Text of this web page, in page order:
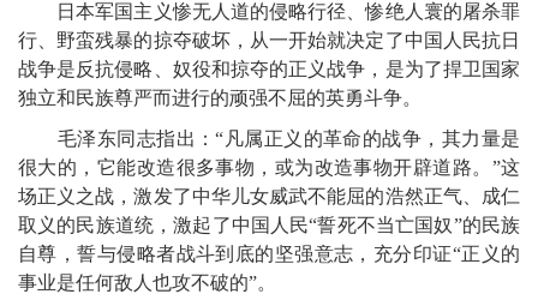
日本军国主义惨无人道的侵略行径、惨绝人寰的屠杀罪
行、野蛮残暴的掠夺破坏，从一开始就决定了中国人民抗日
战争是反抗侵略、奴役和掠夺的正义战争，是为了捍卫国家
独立和民族尊严而进行的顽强不屈的英勇斗争。
毛泽东同志指出：“凡属正义的革命的战争，其力量是
很大的，它能改造很多事物，或为改造事物开辟道路。”这
场正义之战，激发了中华儿女威武不能屈的浩然正气、成仁
取义的民族道统，激起了中国人民“誓死不当亡国奴”的民族
自尊，誓与侵略者战斗到底的坚强意志，充分印证“正义的
事业是任何敌人也攻不破的”。